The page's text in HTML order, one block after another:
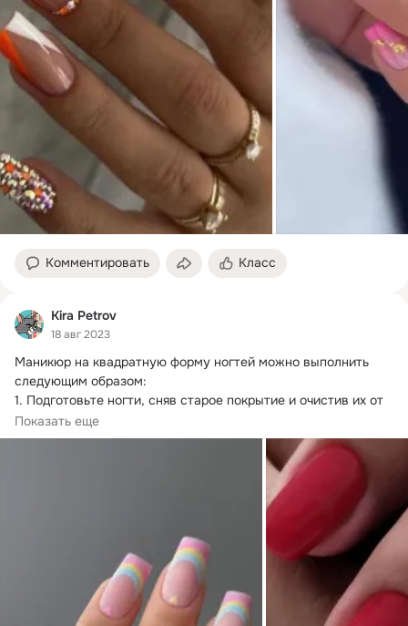
Комментировать Класс
Kira Petrov
18 авг 2023
Маникюр на квадратную форму ногтей можно выполнить
следующим образом:
1. Подготовьте ногти, сняв старое покрытие и очистив их от
остатков...
Показать еще